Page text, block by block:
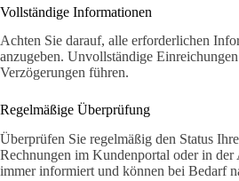
Vollständige Informationen
Achten Sie darauf, alle erforderlichen
anzugeben. Unvollständige
Verzögerungen führen.
Regelmäßige Überprüfung
Überprüfen Sie regelmäßig den Status
Rechnungen im Kundenportal oder in der
immer informiert und können bei Bedarf